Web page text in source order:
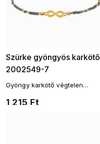
Szürke gyöngyös karkötő
2002549-7
1 215 Ft
Gyöngy karkötő végtelen